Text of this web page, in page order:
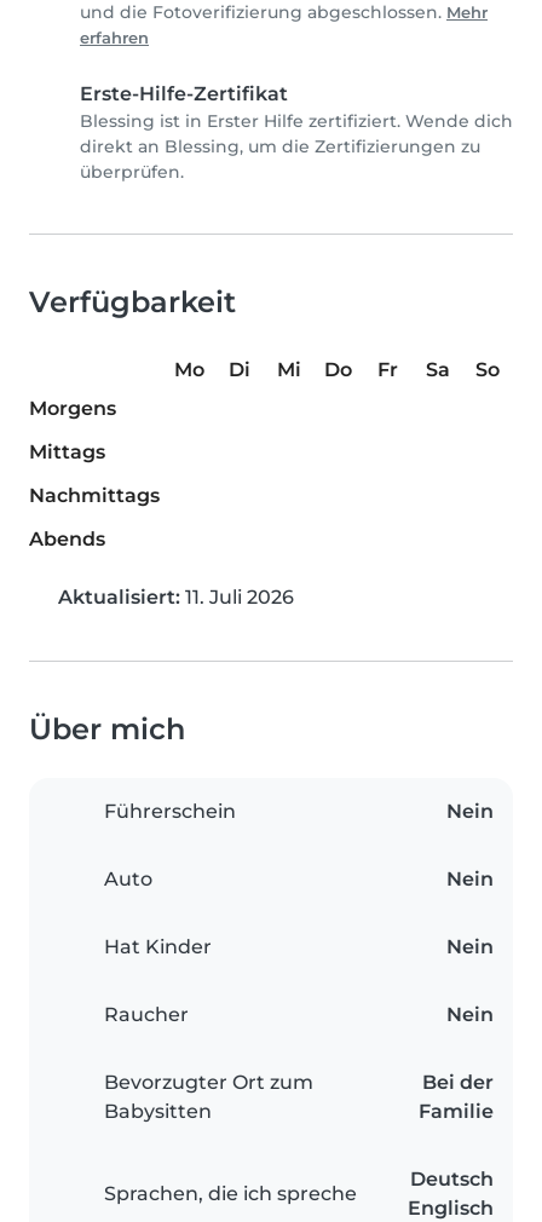
und die Fotoverifizierung abgeschlossen. Mehr
erfahren
Erste-Hilfe-Zertifikat
Blessing ist in Erster Hilfe zertifiziert. Wende dich
direkt an Blessing, um die Zertifizierungen zu
überprüfen.
Verfügbarkeit
Mo Di Mi Do Fr Sa
So
Morgens
Mittags
Nachmittags
Abends
Aktualisiert: 11. Juli 2026
Über mich
Führerschein Nein
Auto Nein
Hat Kinder Nein
Raucher Nein
Bevorzugter Ort zum
Babysitten
Bei der
Familie
Sprachen, die ich spreche
Deutsch
Englisch